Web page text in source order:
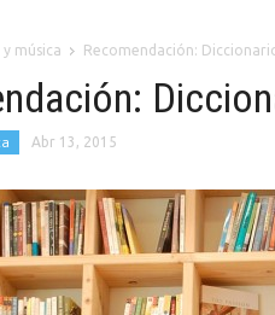
música Recomendación:
Abr 13, 2015